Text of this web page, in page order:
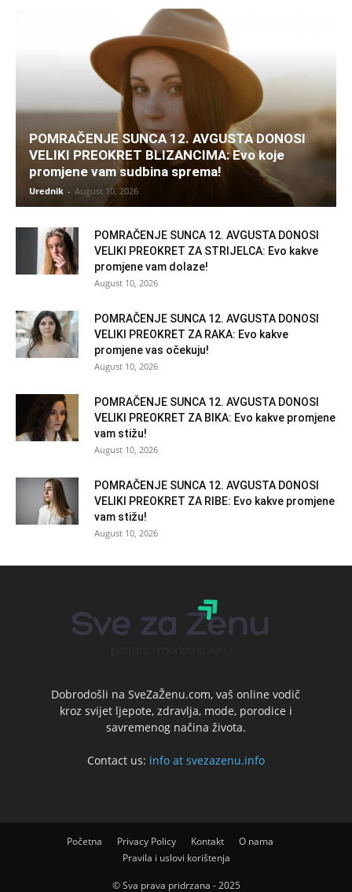
POMRAČENJE SUNCA 12. AVGUSTA DONOSI
VELIKI PREOKRET BLIZANCIMA: Evo koje
promjene vam sudbina sprema!
Urednik - August 10, 2026
POMRAČENJE SUNCA 12. AVGUSTA DONOSI
VELIKI PREOKRET ZA STRIJELCA: Evo kakve
promjene vam dolaze!
August 10, 2026
POMRAČENJE SUNCA 12. AVGUSTA DONOSI
VELIKI PREOKRET ZA RAKA: Evo kakve
promjene vas očekuju!
August 10, 2026
POMRAČENJE SUNCA 12. AVGUSTA DONOSI
VELIKI PREOKRET ZA BIKA: Evo kakve promjene
vam stižu!
August 10, 2026
POMRAČENJE SUNCA 12. AVGUSTA DONOSI
VELIKI PREOKRET ZA RIBE: Evo kakve promjene
vam stižu!
August 10, 2026
Dobrodošli na SveZaŽenu.com, vaš online vodič
kroz svijet ljepote, zdravlja, mode, porodice i
savremenog načina života.
Contact us: info at svezazenu.info
Početna Privacy Policy Kontakt
O nama
Pravila i uslovi korištenja
© Sva prava pridrzana - 2025